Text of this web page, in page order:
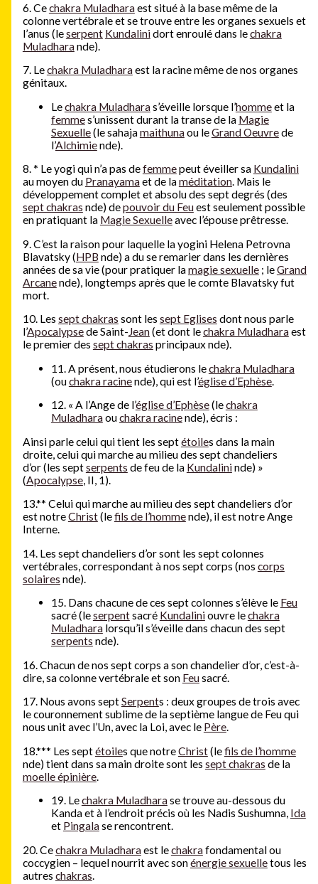
6. Cechakra Muladharaest situé à la base même de la
colonne vertébrale et se trouve entre les organes sexuels et
l’anus (leserpent Kundalinidort enroulé dans lechakra
Muladharande).
7. Lechakra Muladharaest la racine même de nos organes
génitaux.
Lechakra Muladharas’éveille lorsque l’hommeet la
femmes’unissent durant la transe de la Magie
Sexuelle(le sahajamaithunaou leGrand Oeuvrede
l’Alchimiende).
8.* Le yogi qui n’a pas defemmepeut éveiller sa Kundalini
au moyen du Pranayamaet de laméditation. Mais le
développement complet et absolu des sept degrés (des
sept chakras nde) depouvoir du Feuest seulement possible
en pratiquant la Magie Sexuelleavec l’épouse prêtresse.
9. C’est la raison pour laquelle la yogini Helena Petrovna
Blavatsky (HPB nde) a du se remarier dans les dernières
années de sa vie (pour pratiquer lamagie sexuelle; leGrand
Arcanende), longtemps après que le comte Blavatsky fut
mort.
10. Les sept chakras sont les sept Eglises dont nous parle
l’Apocalypsede Saint-Jean(et dont lechakra Muladharaest
le premier des sept chakras principaux nde).
11. A présent, nous étudierons lechakra Muladhara
(ouchakra racinende), qui est l’église d’Ephèse.
12. « A l’Ange de l’église d’Ephèse(lechakra
Muladharaouchakra racinende), écris :
Ainsi parle celui qui tient les septétoiles dans la main
droite, celui qui marche au milieu des sept chandeliers
d’or (les septserpents de feu de la Kundalininde) »
(Apocalypse, II, 1).
13.** Celui qui marche au milieu des sept chandeliers d’or
est notreChrist(lefils de l’hommende), il est notre Ange
Interne.
14. Les sept chandeliers d’or sont les sept colonnes
vertébrales, correspondant à nos sept corps (nos corps
solaires nde).
15. Dans chacune de ces sept colonnes s’élève le Feu
sacré (leserpentsacré Kundaliniouvre lechakra
Muladharalorsqu’il s’éveille dans chacun des sept
serpents nde).
16. Chacun de nos sept corps a son chandelier d’or, c’est-à-
dire, sa colonne vertébrale et son Feusacré.
17. Nous avons septSerpents : deux groupes de trois avec
le couronnement sublime de la septième langue de Feu qui
nous unit avec l’Un, avec la Loi, avec le Père.
18.*** Les septétoiles que notreChrist(lefils de l’homme
nde) tient dans sa main droite sont les sept chakras de la
moelle épinière.
19. Lechakra Muladharase trouve au-dessous du
Kanda et à l’endroit précis où les Nadis Sushumna, Ida
et Pingalase rencontrent.
20. Cechakra Muladharaest lechakrafondamental ou
coccygien – lequel nourrit avec sonénergie sexuelletous les
autres chakras.